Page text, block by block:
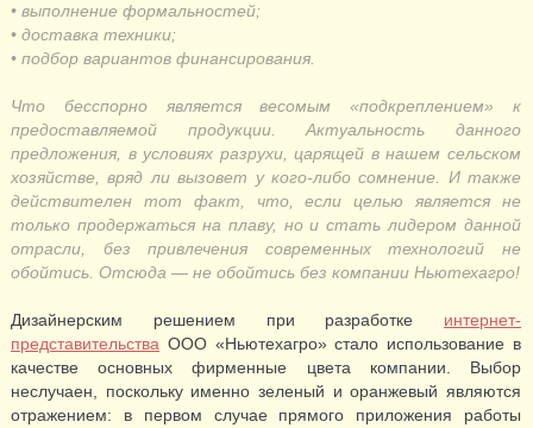
• выполнение формальностей;
• доставка техники;
• подбор вариантов финансирования.
Что бесспорно является весомым «подкреплением» к
предоставляемой продукции. Актуальность данного
предложения, в условиях разрухи, царящей в нашем сельском
хозяйстве, вряд ли вызовет у кого-либо сомнение. И также
действителен тот факт, что, если целью является не
только продержаться на плаву, но и стать лидером данной
отрасли, без привлечения современных технологий не
обойтись. Отсюда — не обойтись без компании Ньютехагро!
Дизайнерским решением при разработке интернет-
представительства ООО «Ньютехагро» стало использование в
качестве основных фирменные цвета компании. Выбор
неслучаен, поскольку именно зеленый и оранжевый являются
отражением: в первом случае прямого приложения работы